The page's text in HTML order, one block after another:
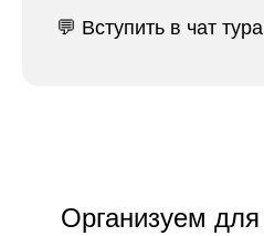
💬 Вступить в чат тура